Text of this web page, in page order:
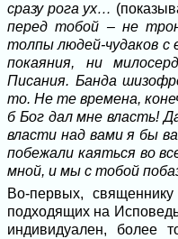
сразу рога ух…
перед тобой – не
толпы людей-чудаков с
покаяния, ни
Писания. Банда
то. Не те времена,
б Бог дал мне власть!
власти над вами я бы
побежали каяться во
мной, и мы с тобой
Во-первых,
подходящих на
индивидуален, более